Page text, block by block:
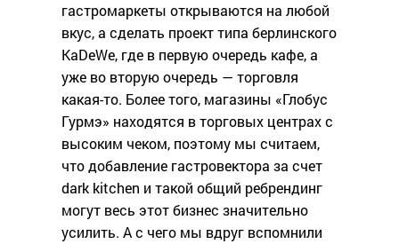
гастромаркеты открываются на любой
вкус, а сделать проект типа берлинского
KaDeWe, где в первую очередь кафе, а
уже во вторую очередь — торговля
какая-то. Более того, магазины «Глобус
Гурмэ» находятся в торговых центрах с
высоким чеком, поэтому мы считаем,
что добавление гастровектора за счет
dark kitchen и такой общий ребрендинг
могут весь этот бизнес значительно
усилить. А с чего мы вдруг вспомнили